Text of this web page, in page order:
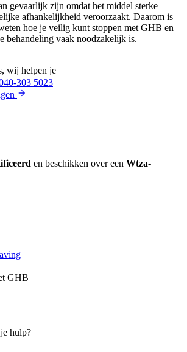
gevaarlijk zijn omdat het middel sterke
afhankelijkheid veroorzaakt. Daarom is
hoe je veilig kunt stoppen met GHB en
behandeling vaak noodzakelijk is.
wij helpen je
303 5023
en beschikken over een Wtza-
GHB
hulp?